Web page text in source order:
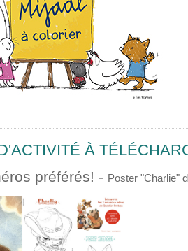
À
préférés! - Poster "Charlie"